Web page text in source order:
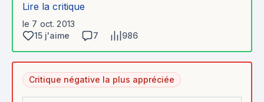
Lire la critique
le 7 oct. 2013
15 j'aime
7 986
Critique négative la plus appréciée